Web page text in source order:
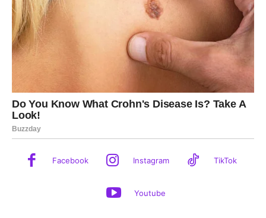
Facebook Instagram TikTok
Youtube